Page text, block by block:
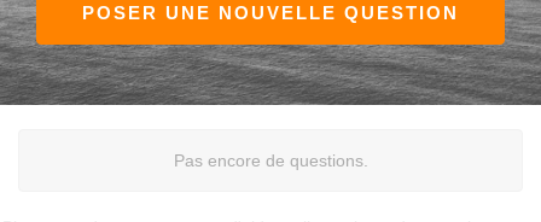
POSER UNE NOUVELLE QUESTION
Pas encore de questions.